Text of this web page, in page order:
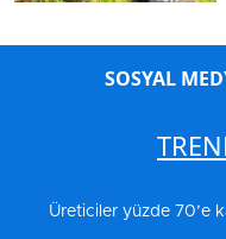
SOSYAL
Üreticiler yüzde 70’e